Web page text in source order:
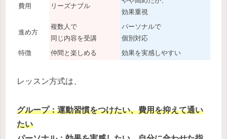
費用 リーズナブル
効果重視
進め方
複数人で
同じ内容を受講
パーソナルで
個別対応
特徴
仲間と楽しめる 効果を実感しやすい
レッスン方式は、
グループ：運動習慣をつけたい、費用を抑えて通い
たい